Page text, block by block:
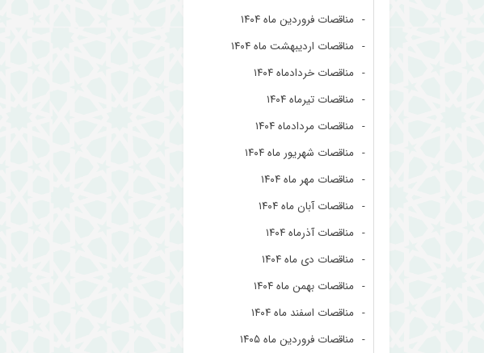
مناقصات فروردین ماه ۱۴۰۴
مناقصات اردیبهشت ماه ۱۴۰۴
مناقصات خردادماه ۱۴۰۴
مناقصات تیرماه ۱۴۰۴
مناقصات مردادماه ۱۴۰۴
مناقصات شهریور ماه ۱۴۰۴
مناقصات مهر ماه ۱۴۰۴
مناقصات آبان ماه ۱۴۰۴
مناقصات آذرماه ۱۴۰۴
مناقصات دی ماه ۱۴۰۴
مناقصات بهمن ماه ۱۴۰۴
مناقصات اسفند ماه ۱۴۰۴
مناقصات فروردین ماه ۱۴۰۵